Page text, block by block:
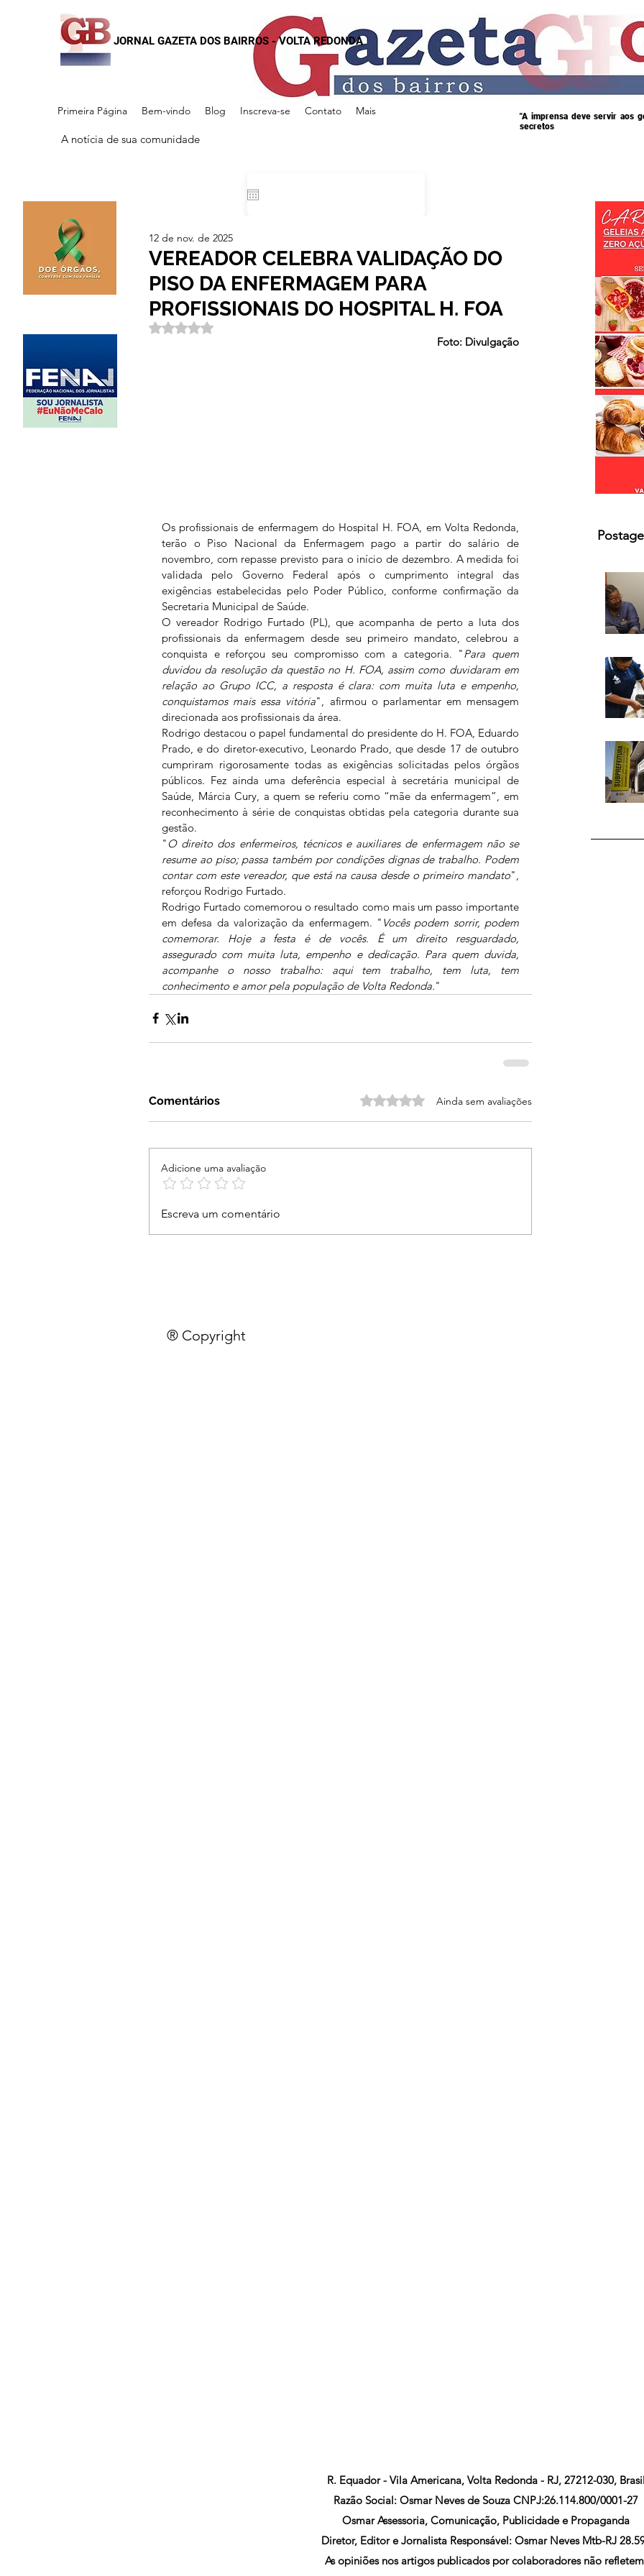
JORNAL GAZETA DOS BAIRROS - VOLTA REDONDA
Primeira Página Bem-vindo Blog Inscreva-se Contato Mais
A notícia de sua comunidade
"A imprensa deve servir aos
secretos
VEREADOR CELEBRA VALIDAÇÃO DO
PISO DA ENFERMAGEM PARA
PROFISSIONAIS DO HOSPITAL H. FOA
12 de nov. de 2025
Avaliado com NaN de 5 estrelas.
Foto: Divulgação
Os profissionais de enfermagem do Hospital H. FOA, em Volta Redonda,
terão o Piso Nacional da Enfermagem pago a partir do salário de
novembro, com repasse previsto para o início de dezembro. A medida foi
validada pelo Governo Federal após o cumprimento integral das
exigências estabelecidas pelo Poder Público, conforme confirmação da
Secretaria Municipal de Saúde.
O vereador Rodrigo Furtado (PL), que acompanha de perto a luta dos
profissionais da enfermagem desde seu primeiro mandato, celebrou a
conquista e reforçou seu compromisso com a categoria. "Para quem
duvidou da resolução da questão no H. FOA, assim como duvidaram em
relação ao Grupo ICC, a resposta é clara: com muita luta e empenho,
conquistamos mais essa vitória", afirmou o parlamentar em mensagem
direcionada aos profissionais da área.
Rodrigo destacou o papel fundamental do presidente do H. FOA, Eduardo
Prado, e do diretor-executivo, Leonardo Prado, que desde 17 de outubro
cumpriram rigorosamente todas as exigências solicitadas pelos órgãos
públicos. Fez ainda uma deferência especial à secretária municipal de
Saúde, Márcia Cury, a quem se referiu como “mãe da enfermagem”, em
reconhecimento à série de conquistas obtidas pela categoria durante sua
gestão.
" O direito dos enfermeiros, técnicos e auxiliares de enfermagem não se
resume ao piso; passa também por condições dignas de trabalho. Podem
contar com este vereador, que está na causa desde o primeiro mandato",
reforçou Rodrigo Furtado.
Rodrigo Furtado comemorou o resultado como mais um passo importante
em defesa da valorização da enfermagem. " Vocês podem sorrir, podem
comemorar. Hoje a festa é de vocês. É um direito resguardado,
assegurado com muita luta, empenho e dedicação. Para quem duvida,
acompanhe o nosso trabalho: aqui tem trabalho, tem luta, tem
conhecimento e amor pela população de Volta Redonda."
Comentários Avaliado com 0 de 5 estrelas.
Ainda sem avaliações
Adicione uma avaliação
Escreva um comentário
® Copyright
R. Equador - Vila Americana, Volta Redonda - RJ, 27212-030, Brasil
Razão Social: Osmar Neves de Souza CNPJ:26.114.800/0001-27
Osmar Assessoria, Comunicação, Publicidade e Propaganda
Diretor, Editor e Jornalista Responsável: Osmar Neves Mtb-RJ
As opiniões nos artigos publicados por colaboradores não